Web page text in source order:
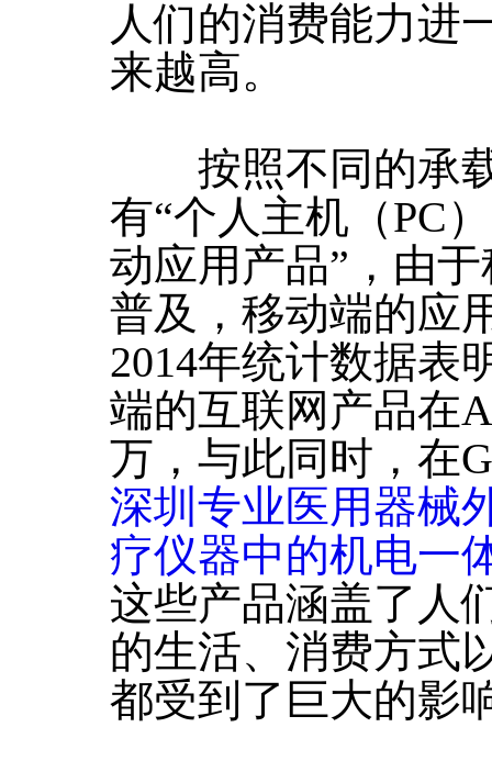
人们的消费能力进
来越高。
按照不同的承载
有“个人主机（PC
动应用产品”，由
普及，移动端的应
2014年统计数据表
端的互联网产品在
万，与此同时，在
深圳专业医用器械
疗仪器中的机电一
这些产品涵盖了人
的生活、消费方式
都受到了巨大的影